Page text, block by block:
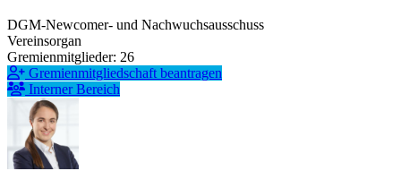
DGM-Newcomer- und Nachwuchsausschuss
Vereinsorgan
Gremienmitglieder: 26
Gremienmitgliedschaft beantragen
Interner Bereich